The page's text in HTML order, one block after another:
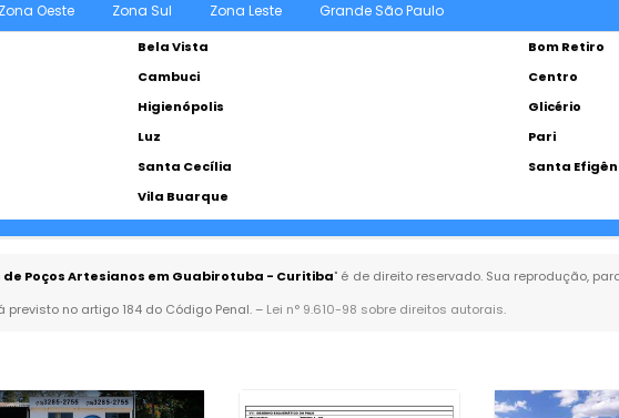
Zona Oeste Zona Sul Zona Leste Grande São Paulo
Bela Vista
Bom Retiro
Cambuci
Centro
Higienópolis
Glicério
Luz
Pari
Santa Cecília
Santa
Vila Buarque
Poços Artesianos em Guabirotuba - Curitiba" é de direito reservado. Sua reprodução,
no artigo 184 do Código Penal. – Lei n° 9.610-98 sobre direitos autorais.